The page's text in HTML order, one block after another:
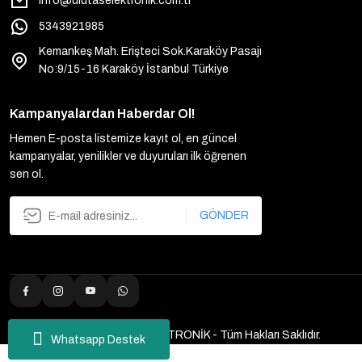
Whatsapp Destek
5343921985
Kemankeş Mah. Erişteci Sok.Karaköy Pasajı
No:9/15-16 Karaköy İstanbul Türkiye
Kampanyalardan Haberdar Ol!
Hemen E-posta listemize kayıt ol, en güncel
kampanyalar, yenilikler ve duyuruları ilk öğrenen
sen ol.
GÖNDER
2025 Copyright ULUTAŞ ELEKTRONİK - Tüm Hakları Saklıdır.